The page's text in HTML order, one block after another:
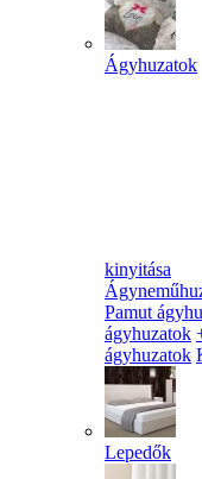
Ágyhuzatok
kinyitása
Pamut
ágyhuzatok
ágyhuzatok
Lepedők